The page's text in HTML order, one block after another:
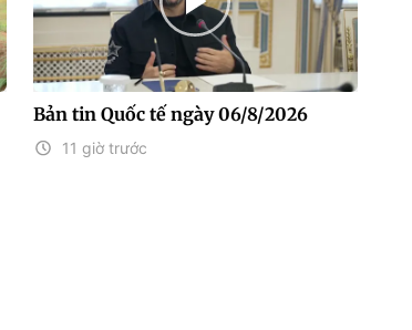
Bản tin Quốc tế ngày 06/8/2026
11 giờ trước